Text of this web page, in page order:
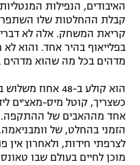
האיבודים, הנפילות
קבלת ההחלטות שלו
קריאת המשחק. אלה לא
בפלייאוף בהיר אחד. והוא
מדהים בכל מה שהוא מדהים
הוא קולע ב-48
כשצריך, קוטל מיס-מאצ'ים
אחד מההאבים של ההתקפה.
הזמני בהחלט, של
לצרפתי חידות, ולאחרון אין